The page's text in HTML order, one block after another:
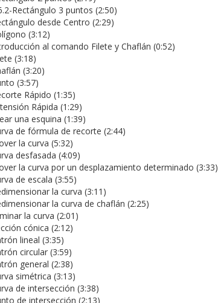
Rectángulo 3 puntos (2:50)
desde Centro (2:29)
(3:12)
al comando Filete y Chaflán (0:52)
(3:18)
(3:20)
(3:57)
Rápido (1:35)
Rápida (1:29)
una esquina (1:39)
de fórmula de recorte (2:44)
la curva (5:32)
desfasada (4:09)
la curva por un desplazamiento determinado (3:33)
de escala (3:55)
la curva (3:11)
la curva de chaflán (2:25)
la curva (2:01)
cónica (2:12)
lineal (3:35)
circular (3:59)
general (2:38)
simétrica (3:13)
de intersección (3:38)
de intersección (2:13)